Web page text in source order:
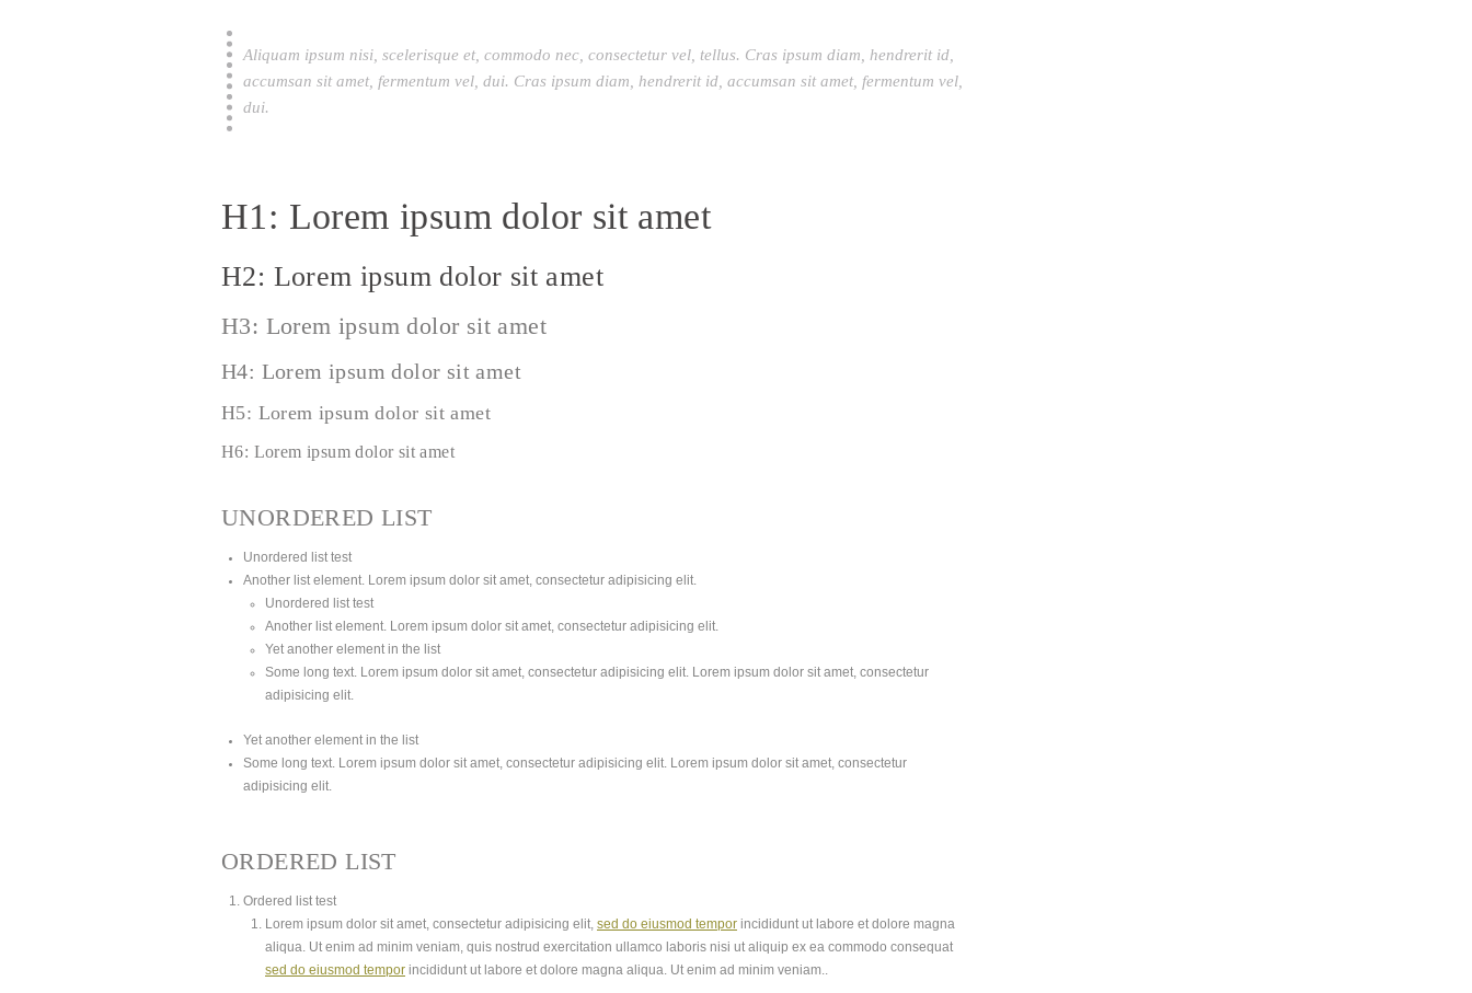
Aliquam ipsum nisi, scelerisque et, commodo nec, consectetur vel, tellus. Cras ipsum diam, hendrerit id,
accumsan sit amet, fermentum vel, dui. Cras ipsum diam, hendrerit id, accumsan sit amet, fermentum vel,
dui.
H1: Lorem ipsum dolor sit amet
H2: Lorem ipsum dolor sit amet
H3: Lorem ipsum dolor sit amet
H4: Lorem ipsum dolor sit amet
H5: Lorem ipsum dolor sit amet
H6: Lorem ipsum dolor sit amet
UNORDERED LIST
Unordered list test
Another list element. Lorem ipsum dolor sit amet, consectetur adipisicing elit.
Unordered list test
Another list element. Lorem ipsum dolor sit amet, consectetur adipisicing elit.
Yet another element in the list
Some long text. Lorem ipsum dolor sit amet, consectetur adipisicing elit. Lorem ipsum dolor sit amet, consectetur
adipisicing elit.
Yet another element in the list
Some long text. Lorem ipsum dolor sit amet, consectetur adipisicing elit. Lorem ipsum dolor sit amet, consectetur
adipisicing elit.
ORDERED LIST
Ordered list test
Lorem ipsum dolor sit amet, consectetur adipisicing elit, sed do eiusmod tempor incididunt ut labore et dolore magna
aliqua. Ut enim ad minim veniam, quis nostrud exercitation ullamco laboris nisi ut aliquip ex ea commodo consequat
sed do eiusmod tempor incididunt ut labore et dolore magna aliqua. Ut enim ad minim veniam..